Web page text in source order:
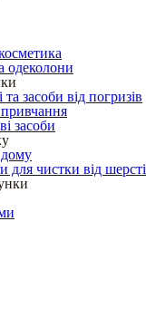
одеколони
та засоби від погризів
засоби
для чистки від шерсті